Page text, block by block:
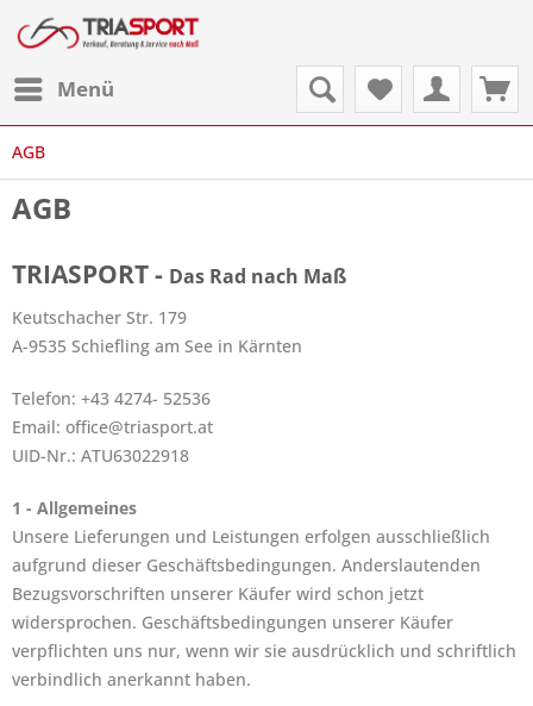
Menü
AGB
AGB
TRIASPORT - Das Rad nach Maß
Keutschacher Str. 179
A-9535 Schiefling am See in Kärnten
Telefon: +43 4274- 52536
Email: office@triasport.at
UID-Nr.: ATU63022918
1 - Allgemeines
Unsere Lieferungen und Leistungen erfolgen ausschließlich
aufgrund dieser Geschäftsbedingungen. Anderslautenden
Bezugsvorschriften unserer Käufer wird schon jetzt
widersprochen. Geschäftsbedingungen unserer Käufer
verpflichten uns nur, wenn wir sie ausdrücklich und schriftlich
verbindlich anerkannt haben.